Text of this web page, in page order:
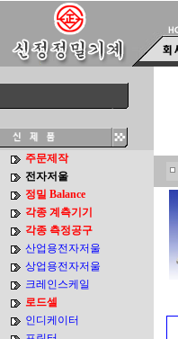
주문제작
전자저울
정밀 Balance
각종 계측기기
각종 측정공구
산업용전자저울
상업용전자저울
크레인스케일
로드셀
인디케이터